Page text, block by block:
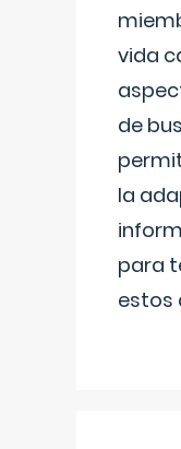
vida
de
la
para
estos